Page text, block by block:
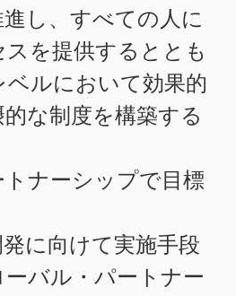
し、すべての人に
を提供するととも
ルにおいて効果的
な制度を構築する
ナーシップで目標
に向けて実施手段
バル・パートナー